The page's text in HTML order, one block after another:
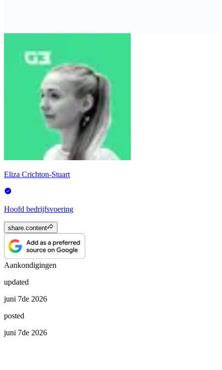
Eliza Crichton-Stuart
Hoofd bedrijfsvoering
share.content
Aankondigingen
updated
juni 7de 2026
posted
juni 7de 2026